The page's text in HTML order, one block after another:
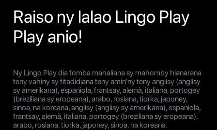
Raiso ny lalao Lingo Play
Play anio!
Ny Lingo Play dia fomba mahaliana sy mahomby hianarana
teny vahiny sy fitadidiana teny amin'ny teny anglisy (anglisy
sy amerikana), espaniola, frantsay, alemà, italiana, portogey
(breziliana sy eropeana), arabo, rosiana, tiorka, japoney,
sinoa, na koreana, anglisy (anglisy sy amerikana), espaniola,
frantsay, alemà, italiana, portogey (breziliana sy eropeana),
arabo, rosiana, tiorka, japoney, sinoa, na koreana.